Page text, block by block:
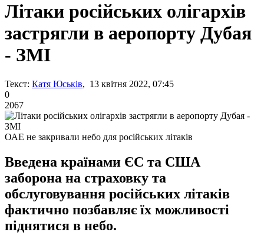
Літаки російських олігархів
застрягли в аеропорту Дубая
- ЗМІ
Текст: Катя Юськів, 13 квітня 2022, 07:45
0
2067
ОАЕ не закривали небо для російських літаків
Введена країнами ЄС та США
заборона на страховку та
обслуговування російських літаків
фактично позбавляє їх можливості
піднятися в небо.